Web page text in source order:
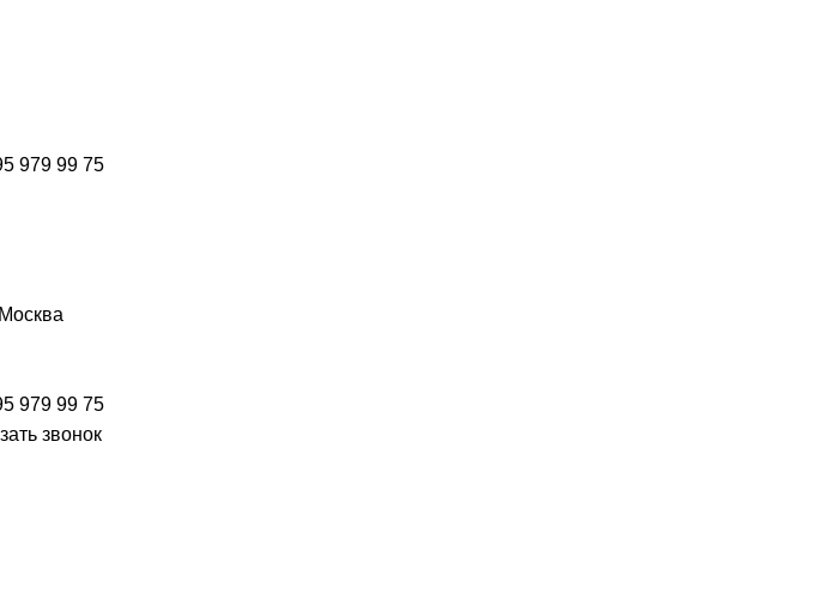
979 99 75
Москва
979 99 75
звонок